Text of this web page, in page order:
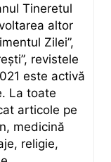
Tineretul
altor
Zilei”,
revistele
este activă
La toate
articole pe
medicină
religie,